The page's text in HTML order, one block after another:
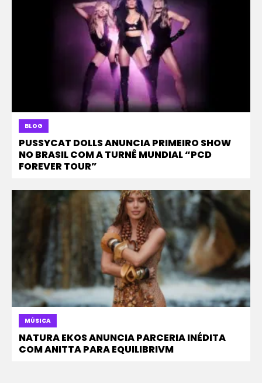
BLOG
PUSSYCAT DOLLS ANUNCIA PRIMEIRO SHOW
NO BRASIL COM A TURNÊ MUNDIAL “PCD
FOREVER TOUR”
MÚSICA
NATURA EKOS ANUNCIA PARCERIA INÉDITA
COM ANITTA PARA EQUILIBRIVM